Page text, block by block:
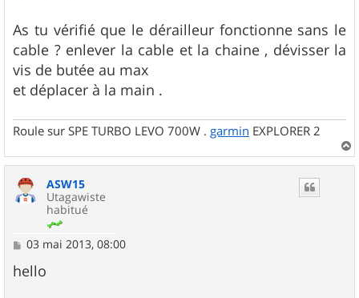
g
e
As tu vérifié que le dérailleur fonctionne sans le
cable ? enlever la cable et la chaine , dévisser la
vis de butée au max
et déplacer à la main .
Roule sur SPE TURBO LEVO 700W . garmin EXPLORER 2
a
ASW15
Utagawiste
habitué
M
s
s
03 mai 2013, 08:00
hello